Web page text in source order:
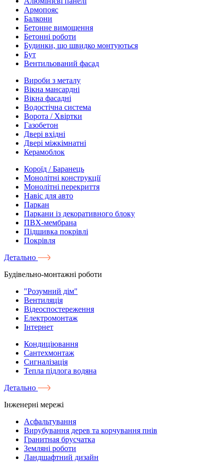
Армопояс
Балкони
Бетонне вимощення
Бетонні роботи
Будинки, що швидко монтуються
Бут
Вентильований фасад
Вироби з металу
Вікна мансардні
Вікна фасадні
Водостічна система
Ворота / Хвіртки
Газобетон
Двері вхідні
Двері міжкімнатні
Керамоблок
Короїд / Баранець
Монолітні конструкції
Монолітні перекриття
Навіс для авто
Паркан
Паркани із декоративного блоку
ПВХ-мембрана
Підшивка покрівлі
Покрівля
Детально
Будівельно-монтажні роботи
"Розумний дім"
Вентиляція
Відеоспостереження
Електромонтаж
Інтернет
Кондиціювання
Сантехмонтаж
Сигналізація
Тепла підлога водяна
Детально
Інженерні мережі
Асфальтування
Вирубування дерев та корчування пнів
Гранитная брусчатка
Земляні роботи
Ландшафтний дизайн